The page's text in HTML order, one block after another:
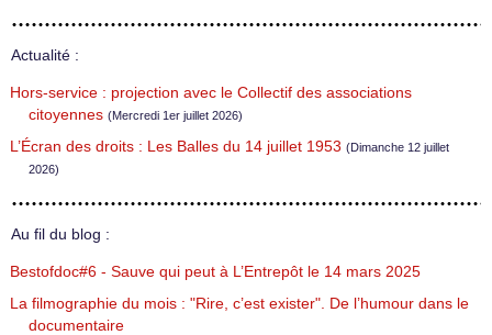
Actualité :
Hors-service : projection avec le Collectif des associations
citoyennes (Mercredi 1er juillet 2026)
L’Écran des droits : Les Balles du 14 juillet 1953 (Dimanche 12 juillet
2026)
Au fil du blog :
Bestofdoc#6 - Sauve qui peut à L’Entrepôt le 14 mars 2025
La filmographie du mois : "Rire, c’est exister". De l’humour dans le
documentaire